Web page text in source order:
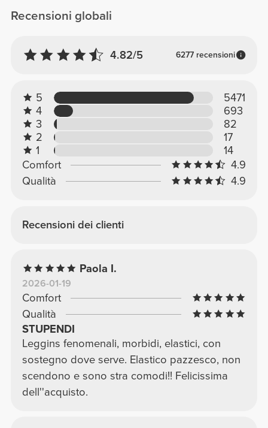
Recensioni globali
4.82/5 6277 recensioni
5
5471
4
693
3
82
2
17
1
14
Comfort
4.9
Qualità
4.9
Recensioni dei clienti
Paola I.
2026-01-19
Comfort
Qualità
STUPENDI
Leggins fenomenali, morbidi, elastici, con
sostegno dove serve. Elastico pazzesco, non
scendono e sono stra comodi!! Felicissima
dell''acquisto.